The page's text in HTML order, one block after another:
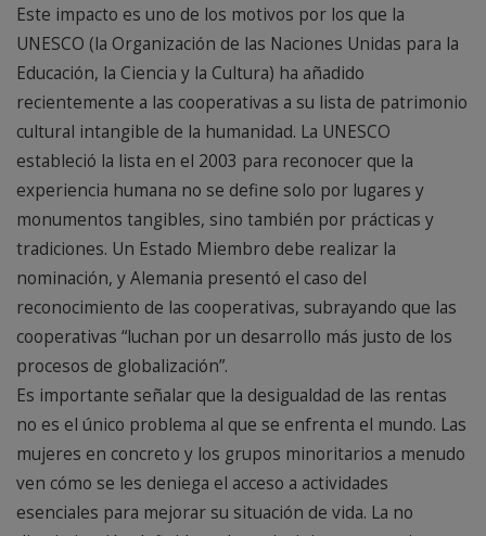
Este impacto es uno de los motivos por los que la
UNESCO (la Organización de las Naciones Unidas para la
Educación, la Ciencia y la Cultura) ha añadido
recientemente a las cooperativas a su lista de patrimonio
cultural intangible de la humanidad. La UNESCO
estableció la lista en el 2003 para reconocer que la
experiencia humana no se define solo por lugares y
monumentos tangibles, sino también por prácticas y
tradiciones. Un Estado Miembro debe realizar la
nominación, y Alemania presentó el caso del
reconocimiento de las cooperativas, subrayando que las
cooperativas “luchan por un desarrollo más justo de los
procesos de globalización”.
Es importante señalar que la desigualdad de las rentas
no es el único problema al que se enfrenta el mundo. Las
mujeres en concreto y los grupos minoritarios a menudo
ven cómo se les deniega el acceso a actividades
esenciales para mejorar su situación de vida. La no